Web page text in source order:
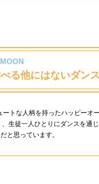
る他にはないダンス
トな人柄を持ったハッピーオ
生徒一人ひとりにダンスを通
と思っています。